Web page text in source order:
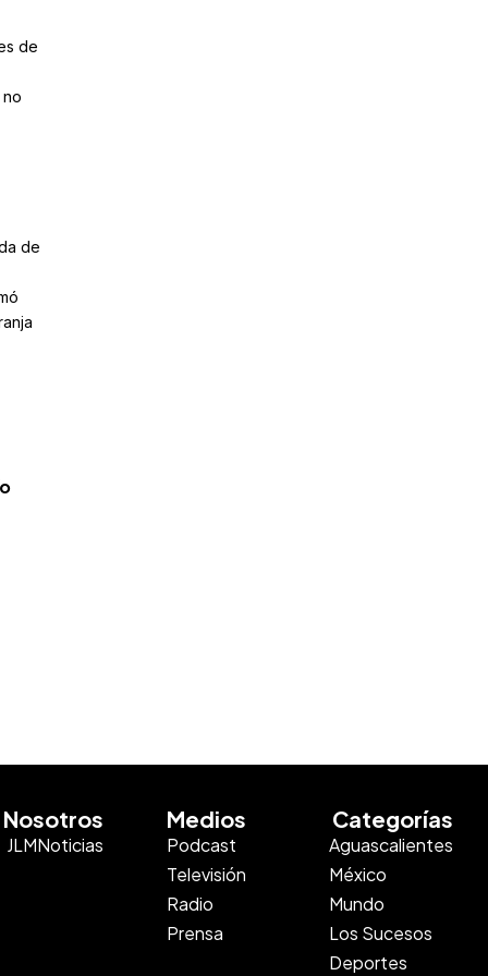
de
de
Nosotros
JLMNoticias
Medios
Podcast
Televisión
Radio
Prensa
Categorías
Aguascalientes
México
Mundo
Los Sucesos
Deportes